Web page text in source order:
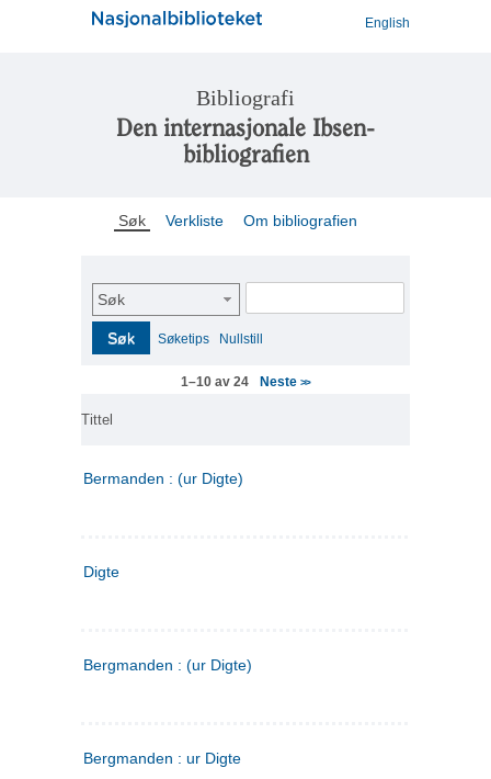
English
Bibliografi
Den internasjonale Ibsen-
bibliografien
Søk Verkliste Om bibliografien
Søk
Søk Søketips Nullstill
1–10 av 24 Neste>>
Tittel
Bermanden : (ur Digte)
Digte
Bergmanden : (ur Digte)
Bergmanden : ur Digte